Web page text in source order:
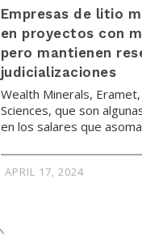
Empresas de litio
en proyectos con
pero mantienen
judicializaciones
Wealth Minerals,
Sciences, que son
en los salares que
APRIL 17, 2024